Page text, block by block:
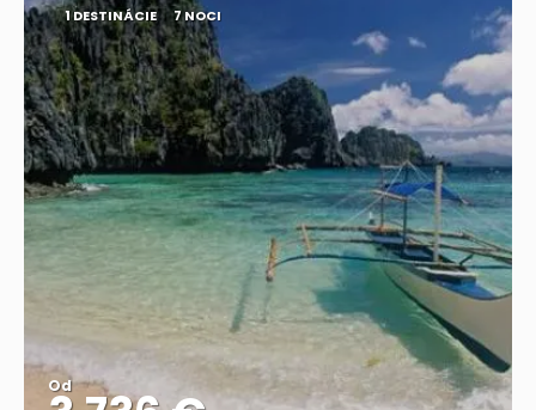
1 DESTINÁCIE 7 NOCI
Od